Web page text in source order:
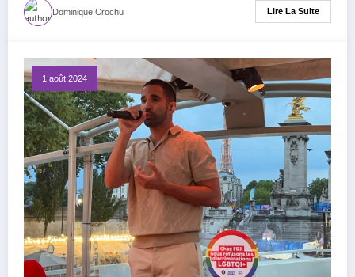
Dominique Crochu Lire La Suite
1 août 2024